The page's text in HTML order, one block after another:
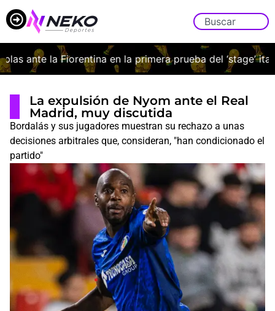
la Fiorentina en la primera prueba del ‘stage’
La expulsión de Nyom ante el Real
Madrid, muy discutida
Bordalás y sus jugadores muestran su rechazo a unas
decisiones arbitrales que, consideran, "han condicionado el
partido"